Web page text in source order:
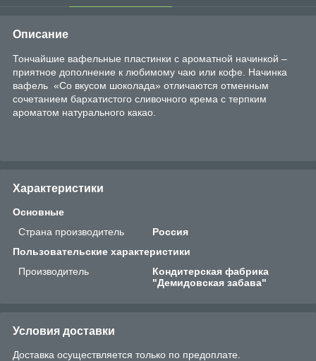
Описание
Тончайшие вафельные пластинки с ароматной начинкой –
приятное дополнение к любимому чаю или кофе. Начинка
вафель «Со вкусом шоколада» отличаются отменным
сочетанием бархатистого сливочного крема с терпким
ароматом натурального какао.
Характеристики
Основные
Страна производитель
Россия
Пользовательские характеристики
Производитель
Кондитерская фабрика
"Демидовская забава"
Условия доставки
Доставка осуществляется только по предоплате.